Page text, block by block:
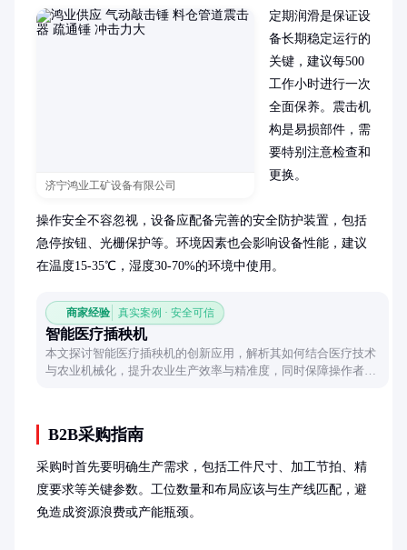
济宁鸿业工矿设备有限公司
定期润滑是保证设
备长期稳定运行的
关键，建议每500
工作小时进行一次
全面保养。震击机
构是易损部件，需
要特别注意检查和
更换。
操作安全不容忽视，设备应配备完善的安全防护装置，包括
急停按钮、光栅保护等。环境因素也会影响设备性能，建议
在温度15-35℃，湿度30-70%的环境中使用。
商家经验 真实案例 · 安全可信
智能医疗插秧机
本文探讨智能医疗插秧机的创新应用，解析其如何结合医疗技术
与农业机械化，提升农业生产效率与精准度，同时保障操作者健
B2B采购指南
采购时首先要明确生产需求，包括工件尺寸、加工节拍、精
度要求等关键参数。工位数量和布局应该与生产线匹配，避
免造成资源浪费或产能瓶颈。